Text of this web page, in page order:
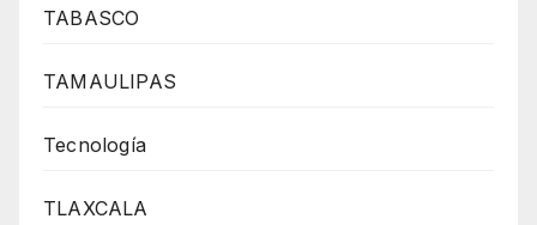
TABASCO
TAMAULIPAS
Tecnología
TLAXCALA